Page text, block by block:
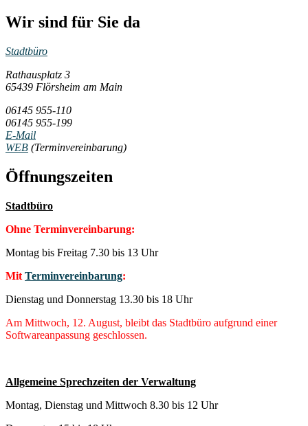
Wir sind für Sie da
Stadtbüro
Rathausplatz 3
65439 Flörsheim am Main
06145 955-110
06145 955-199
E-Mail
WEB (Terminvereinbarung)
Öffnungszeiten
Stadtbüro
Ohne Terminvereinbarung:
Montag bis Freitag 7.30 bis 13 Uhr
Mit Terminvereinbarung:
Dienstag und Donnerstag 13.30 bis 18 Uhr
Am Mittwoch, 12. August, bleibt das Stadtbüro aufgrund einer
Softwareanpassung geschlossen.
Allgemeine Sprechzeiten der Verwaltung
Montag, Dienstag und Mittwoch 8.30 bis 12 Uhr